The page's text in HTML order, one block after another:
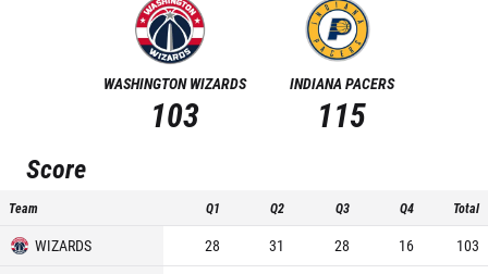
WASHINGTON WIZARDS
103
INDIANA PACERS
115
Score
Team Q1 Q2 Q3 Q4 Total
WIZARDS 28 31 28 16
103